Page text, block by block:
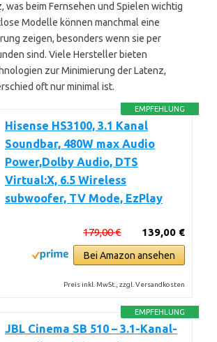
was beim Fernsehen und Spielen wichtig
Modelle können manchmal eine
zeigen, besonders wenn sie per
sind. Viele Hersteller bieten
zur Minimierung der Latenz,
oft nur minimal ist.
EMPFEHLUNG
Hisense HS3100, 3.1 Kanal
Soundbar, 480W max Audio
Power,Dolby Audio, DTS
Virtual:X, 6.5 Wireless
subwoofer, TV Mode, EzPlay
139,00 €
179,00 €
Bei Amazon ansehen
Preis inkl. MwSt., zzgl. Versandkosten
EMPFEHLUNG
JBL Cinema SB 510 – 3.1-Kanal-